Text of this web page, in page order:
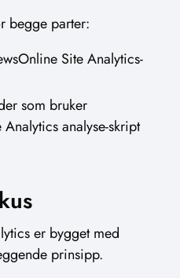
begge parter:
Site Analytics-
som bruker
analyse-skript
er bygget med
prinsipp.